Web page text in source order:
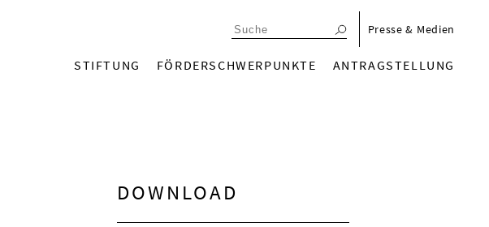
Presse & Medien
STIFTUNG FÖRDERSCHWERPUNKTE ANTRAGSTELLUNG
DOWNLOAD